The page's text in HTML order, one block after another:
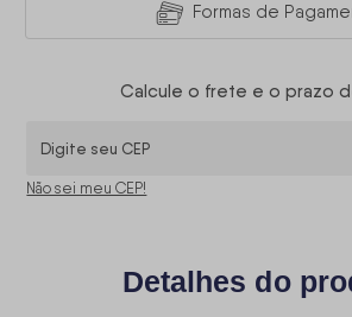
Formas de
Calcule o frete e o prazo
Não sei meu CEP!
Detalhes do